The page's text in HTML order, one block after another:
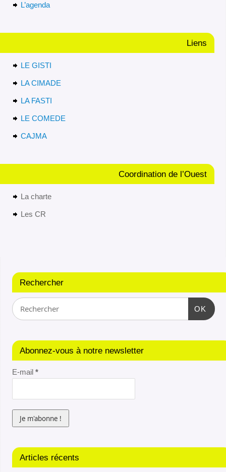
L’agenda
Liens
LE GISTI
LA CIMADE
LA FASTI
LE COMEDE
CAJMA
Coordination de l’Ouest
La charte
Les CR
Rechercher
OK
Abonnez-vous à notre newsletter
E-mail *
Articles récents